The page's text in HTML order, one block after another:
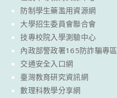
防制學生藥濫用資源網
大學招生委員會聯合會
技專校院入學測驗中心
內政部警政署165防詐騙專區
交通安全入口網
臺灣教育研究資訊網
數理科教學分享網